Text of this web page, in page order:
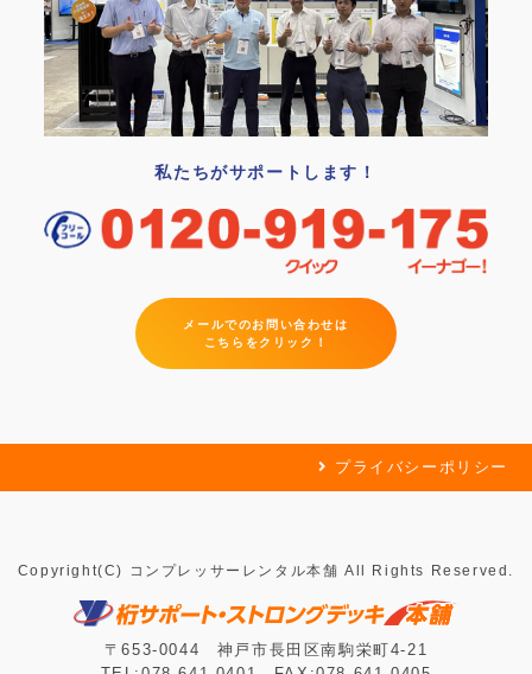
私たちがサポートします！
メールでのお問い合わせは
こちらをクリック！
プライバシーポリシー
Copyright(C) コンプレッサーレンタル本舗 All Rights Reserved.
〒653-0044 神戸市長田区南駒栄町4-21